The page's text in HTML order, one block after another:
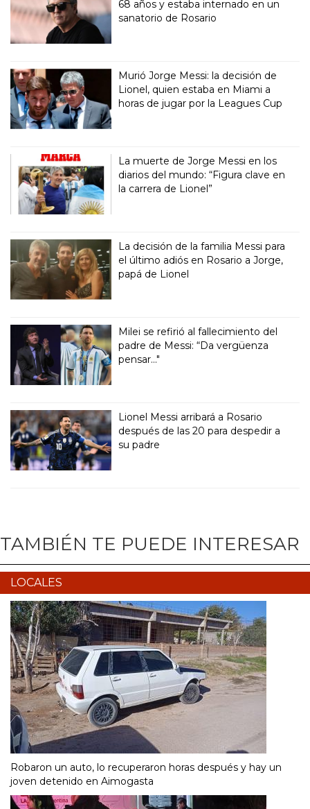
68 años y estaba internado en un
sanatorio de Rosario
Murió Jorge Messi: la decisión de
Lionel, quien estaba en Miami a
horas de jugar por la Leagues Cup
La muerte de Jorge Messi en los
diarios del mundo: “Figura clave en
la carrera de Lionel”
La decisión de la familia Messi para
el último adiós en Rosario a Jorge,
papá de Lionel
Milei se refirió al fallecimiento del
padre de Messi: “Da vergüenza
pensar..."
Lionel Messi arribará a Rosario
después de las 20 para despedir a
su padre
TAMBIÉN TE PUEDE INTERESAR
LOCALES
Robaron un auto, lo recuperaron horas después y hay un
joven detenido en Aimogasta